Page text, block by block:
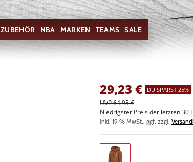
ZUBEHÖR NBA MARKEN TEAMS SALE
29,23 € DU SPARST 25%
UVP 64,95 €
Niedrigster Preis der letzten 30
inkl. 19 % MwSt., ggf. zzgl.